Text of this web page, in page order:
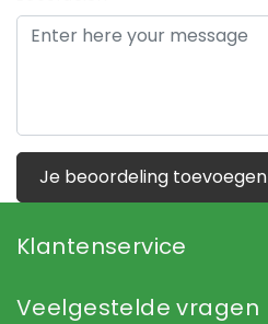
Je beoordeling toevoegen
Klantenservice
Veelgestelde vragen